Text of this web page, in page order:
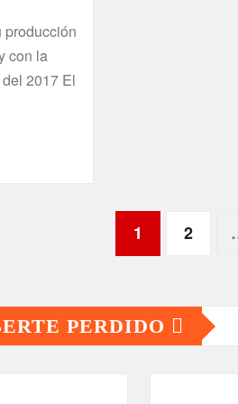
producción
con la
2017 El
1 2
PERDIDO